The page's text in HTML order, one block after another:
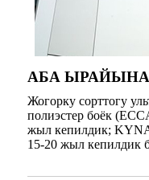
АБА
Жогорку сорттогу
полиэстер боёк
жыл кепилдик;
15-20 жыл кепилдик